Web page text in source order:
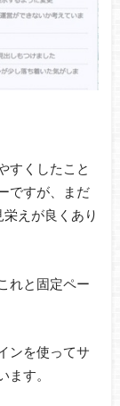
すくしたこと
ですが、まだ
えが良くあり
れと固定ペー
ンを使ってサ
す。